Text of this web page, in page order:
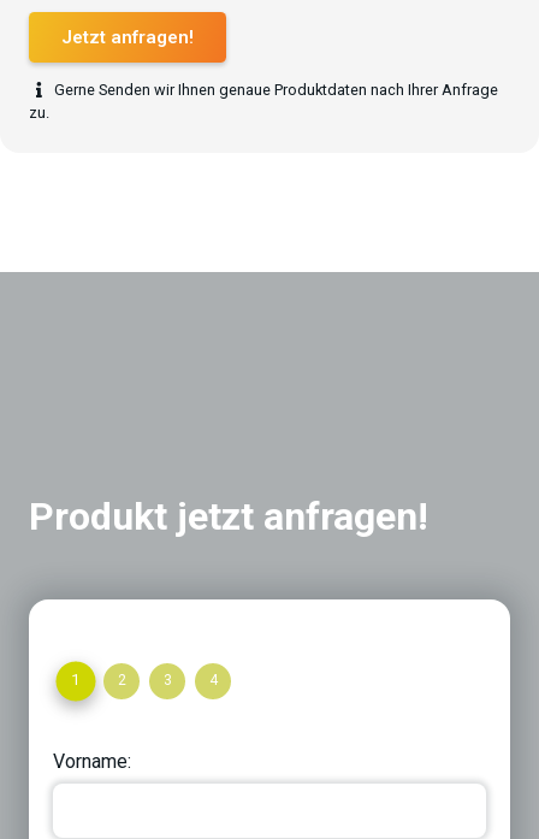
Jetzt anfragen!
Gerne Senden wir Ihnen genaue Produktdaten nach Ihrer Anfrage
zu.
Produkt jetzt anfragen!
1 2 3 4
Vorname: